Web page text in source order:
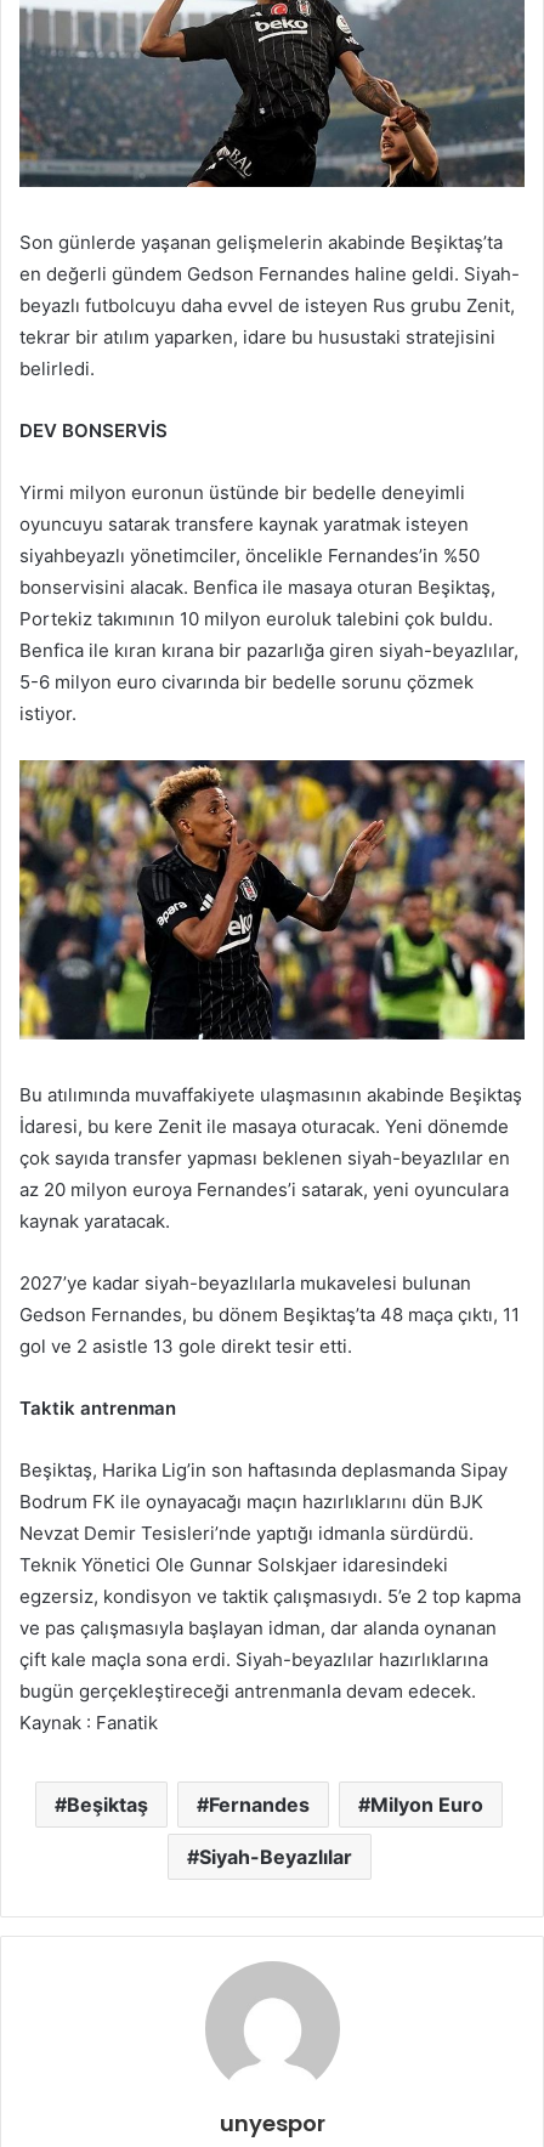
Son günlerde yaşanan gelişmelerin akabinde Beşiktaş’ta
en değerli gündem Gedson Fernandes haline geldi. Siyah-
beyazlı futbolcuyu daha evvel de isteyen Rus grubu Zenit,
tekrar bir atılım yaparken, idare bu husustaki stratejisini
belirledi.
DEV BONSERVİS
Yirmi milyon euronun üstünde bir bedelle deneyimli
oyuncuyu satarak transfere kaynak yaratmak isteyen
siyahbeyazlı yönetimciler, öncelikle Fernandes’in %50
bonservisini alacak. Benfica ile masaya oturan Beşiktaş,
Portekiz takımının 10 milyon euroluk talebini çok buldu.
Benfica ile kıran kırana bir pazarlığa giren siyah-beyazlılar,
5-6 milyon euro civarında bir bedelle sorunu çözmek
istiyor.
Bu atılımında muvaffakiyete ulaşmasının akabinde Beşiktaş
İdaresi, bu kere Zenit ile masaya oturacak. Yeni dönemde
çok sayıda transfer yapması beklenen siyah-beyazlılar en
az 20 milyon euroya Fernandes’i satarak, yeni oyunculara
kaynak yaratacak.
2027’ye kadar siyah-beyazlılarla mukavelesi bulunan
Gedson Fernandes, bu dönem Beşiktaş’ta 48 maça çıktı, 11
gol ve 2 asistle 13 gole direkt tesir etti.
Taktik antrenman
Beşiktaş, Harika Lig’in son haftasında deplasmanda Sipay
Bodrum FK ile oynayacağı maçın hazırlıklarını dün BJK
Nevzat Demir Tesisleri’nde yaptığı idmanla sürdürdü.
Teknik Yönetici Ole Gunnar Solskjaer idaresindeki
egzersiz, kondisyon ve taktik çalışmasıydı. 5’e 2 top kapma
ve pas çalışmasıyla başlayan idman, dar alanda oynanan
çift kale maçla sona erdi. Siyah-beyazlılar hazırlıklarına
bugün gerçekleştireceği antrenmanla devam edecek.
Kaynak : Fanatik
Beşiktaş Fernandes Milyon Euro
Siyah-Beyazlılar
unyespor